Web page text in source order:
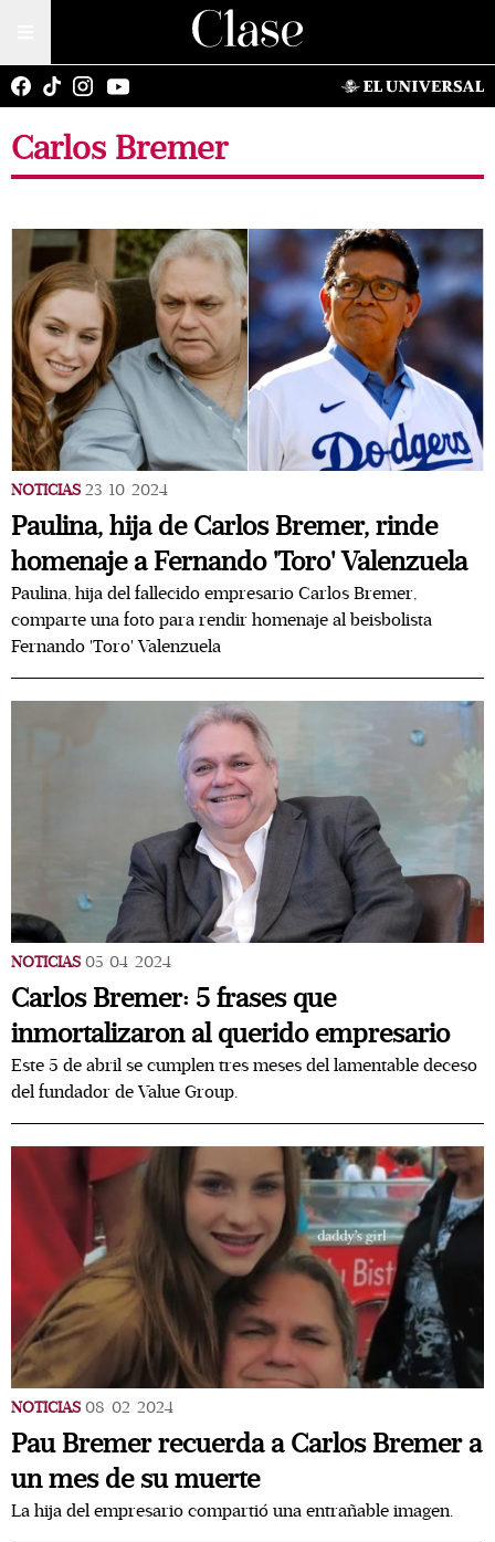
Carlos Bremer
NOTICIAS 23/10/2024
Paulina, hija de Carlos Bremer, rinde
homenaje a Fernando 'Toro' Valenzuela
Paulina, hija del fallecido empresario Carlos Bremer,
comparte una foto para rendir homenaje al beisbolista
Fernando 'Toro' Valenzuela
NOTICIAS 05/04/2024
Carlos Bremer: 5 frases que
inmortalizaron al querido empresario
Este 5 de abril se cumplen tres meses del lamentable deceso
del fundador de Value Group.
NOTICIAS 08/02/2024
Pau Bremer recuerda a Carlos Bremer a
un mes de su muerte
La hija del empresario compartió una entrañable imagen.